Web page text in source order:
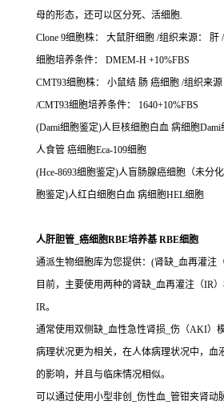
母的形态，还可以区分死、活细胞.
Clone 9细胞株： 大鼠肝细胞 /组织来源： 肝
细胞培养条件： DMEM-H +10%FBS
CMT93细胞株： 小鼠结 肠 癌细胞 /组织来
/CMT93细胞培养条件： 1640+10%FBS
(Dami细胞鉴定)人巨核细胞白血 病细胞Dami
人食管 癌细胞Eca-109细胞
(Hce-8693细胞鉴定)人盲肠腺癌细胞（未分
胞鉴定)人红白细胞白血 病细胞HEL细胞
人肝胆管_癌细胞RBE培养基 RBE细胞
通派生物细胞库为您提供：(肾缺_血再灌注
目前，主要使用两种的肾缺_血再灌注（IR
IR。
通常使用双侧缺_血性急性肾损_伤（AKI）
病理状况更为相关，在人体病理状况中，血
的影响，并且与临床情况相似。
可以通过使用小型非创_伤性血_管钳夹肾动